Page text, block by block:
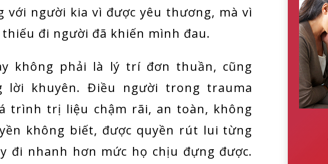
với người kia vì được yêu thương, mà vì
đi người đã khiến mình đau.
không phải là lý trí đơn thuần, cũng
lời khuyên. Điều người trong trauma
trình trị liệu chậm rãi, an toàn, không
không biết, được quyền rút lui từng
đi nhanh hơn mức họ chịu đựng được.